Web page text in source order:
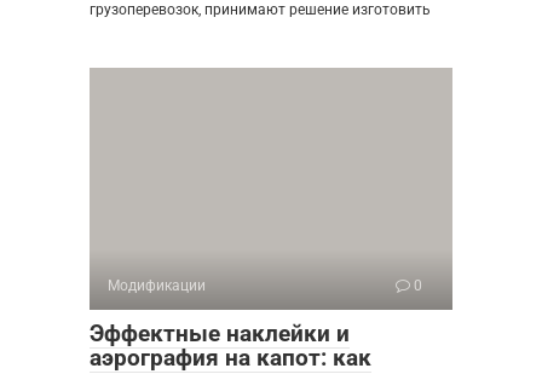
грузоперевозок, принимают решение изготовить
Модификации 0
Эффектные наклейки и
аэрография на капот: как